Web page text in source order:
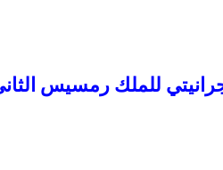
للملك رمسيس